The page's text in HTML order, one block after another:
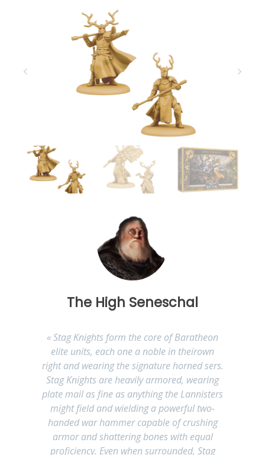
The High Seneschal
« Stag Knights form the core of Baratheon
elite units, each one a noble in theirown
right and wearing the signature horned sers.
Stag Knights are heavily armored, wearing
plate mail as fine as anything the Lannisters
might field and wielding a powerful two-
handed war hammer capable of crushing
armor and shattering bones with equal
proficiency. Even when surrounded, Stag